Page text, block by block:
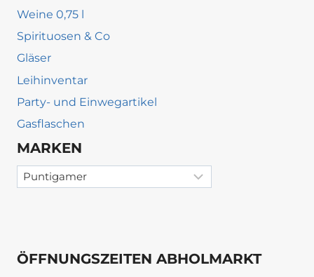
Weine 0,75 l
Spirituosen & Co
Gläser
Leihinventar
Party- und Einwegartikel
Gasflaschen
MARKEN
ÖFFNUNGSZEITEN ABHOLMARKT